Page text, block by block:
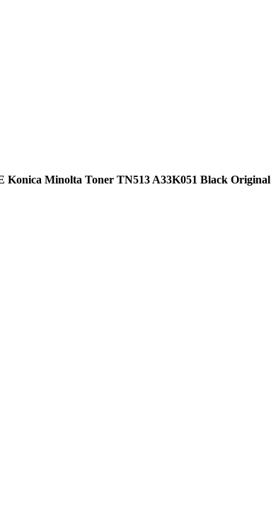
Konica Minolta Toner TN513 A33K051 Black Original